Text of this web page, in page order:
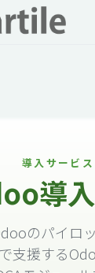
導入サービス
導
のパイロ
支援する